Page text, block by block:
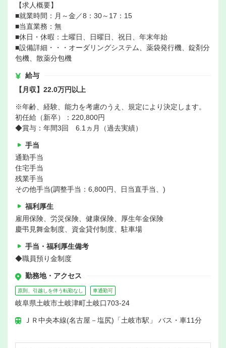
【求人概要】
■就業時間：月～金／8：30～17：15
■当直業務：無
■休日・休暇：土曜日、日曜日、祝日、年末年始
■設備詳細・・・オーダリングシステム、薬袋発行機、錠剤分
包機、散薬分包機
給与
【月収】22.0万円以上
※年齢、経験、能力を考慮のうえ、規定により決定します。
初任給（新卒）：220,800円
◆賞与：年間3回 6.1ヵ月（過去実績）
手当
通勤手当
住宅手当
残業手当
その他手当(調整手当：6,800円、日当直手当、)
福利厚生
雇用保険、労災保険、健康保険、厚生年金保険
慶弔見舞金制度、資金貸付制度、駐車場
手当・福利厚生備考
◆職員預り金制度
勤務地・アクセス
原則、引越しを伴う転勤なし 車通勤可
岐阜県土岐市土岐津町土岐口703-24
ＪＲ中央本線(名古屋－塩尻)「土岐市駅」 バス・車11分